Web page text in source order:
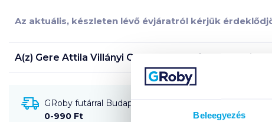
Beleegyezés
Az aktuális, készleten lévő évjáratról kérjük
A(z) Gere Attila Villányi Cabernet Sauvignon Barrique
GRoby futárral Budapestre és környékére szállítható
0-990 Ft